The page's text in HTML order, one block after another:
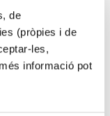
de
(pròpies i de
les,
informació pot